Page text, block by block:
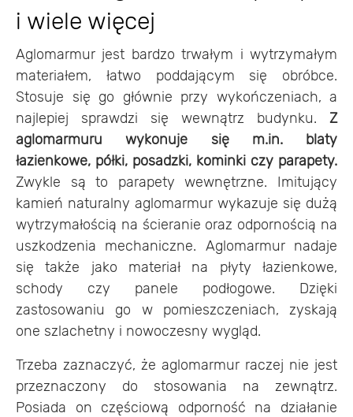
i wiele więcej
Aglomarmur jest bardzo trwałym i wytrzymałym
materiałem, łatwo poddającym się obróbce.
Stosuje się go głównie przy wykończeniach, a
najlepiej sprawdzi się wewnątrz budynku. Z
aglomarmuru wykonuje się m.in. blaty
łazienkowe, półki, posadzki, kominki czy parapety.
Zwykle są to parapety wewnętrzne. Imitujący
kamień naturalny aglomarmur wykazuje się dużą
wytrzymałością na ścieranie oraz odpornością na
uszkodzenia mechaniczne. Aglomarmur nadaje
się także jako materiał na płyty łazienkowe,
schody czy panele podłogowe. Dzięki
zastosowaniu go w pomieszczeniach, zyskają
one szlachetny i nowoczesny wygląd.
Trzeba zaznaczyć, że aglomarmur raczej nie jest
przeznaczony do stosowania na zewnątrz.
Posiada on częściową odporność na działanie